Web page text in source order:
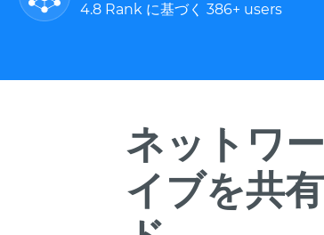
4.8 Rank に基づく 386+ users
ネットワ
イブを共